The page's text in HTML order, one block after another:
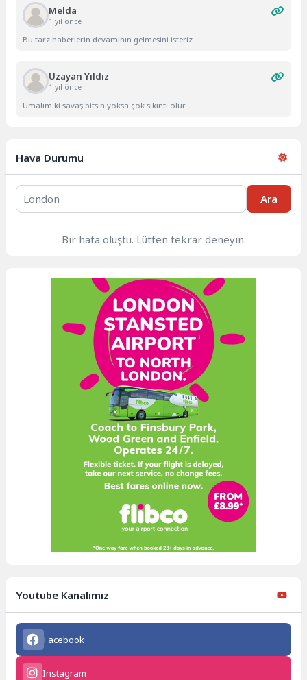
Melda
1 yıl önce
Bu tarz haberlerin devamının gelmesini isteriz
Uzayan Yıldız
1 yıl önce
Umalım ki savaş bitsin yoksa çok sıkıntı olur
Hava Durumu
Ara
Bir hata oluştu. Lütfen tekrar deneyin.
Youtube Kanalımız
Facebook
Instagram